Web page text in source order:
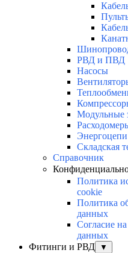
РВД и ПВД
Насосы
Модульные
Энергоцепи
Складская
Справочник
Политика
cookie
Политика
данных
Согласие
данных
Фитинги и РВД
▼